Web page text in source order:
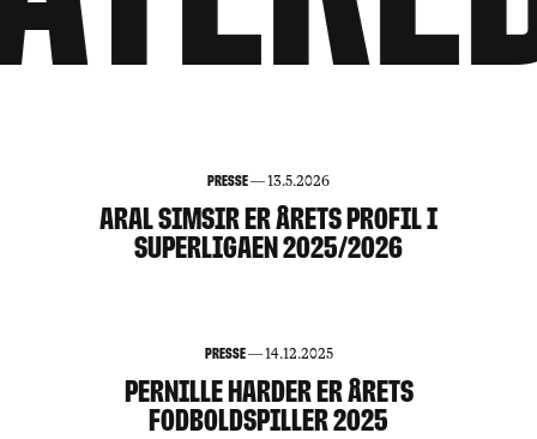
Presse—13.5.2026
ARAL SIMSIR ER ÅRETS PROFIL I
SUPERLIGAEN 2025/2026
Presse—14.12.2025
PERNILLE HARDER ER ÅRETS
FODBOLDSPILLER 2025